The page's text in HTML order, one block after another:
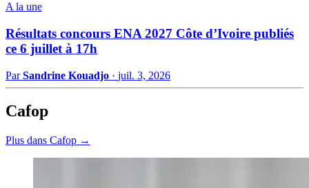
A la une
Résultats concours ENA 2027 Côte d’Ivoire publiés
ce 6 juillet à 17h
ParSandrine Kouadjo · juil. 3, 2026
Cafop
Plus dans Cafop →